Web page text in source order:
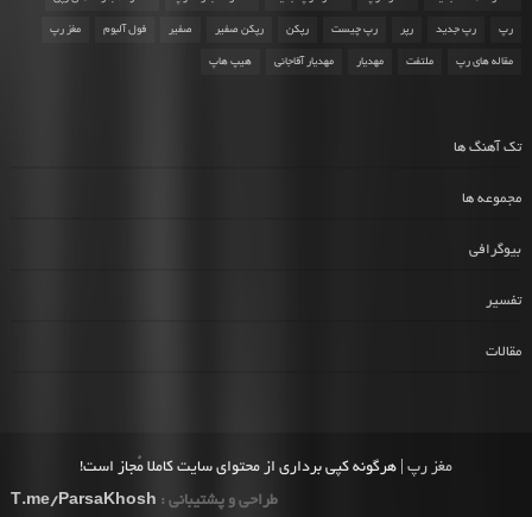
رپ رپ جدید رپر رپ چیست رپکن رپکن صفیر صفیر فول آلبوم مغز رپ
مقاله های رپ ملتفت مهدیار مهدیار آقاجانی هیپ هاپ
تک آهنگ ها
مجموعه ها
بیوگرافی
تفسیر
مقالات
مغز رپ | هرگونه کپی برداری از محتوای سایت کاملا مُجاز است!
طراحی و پشتیبانی : T.me/ParsaKhosh